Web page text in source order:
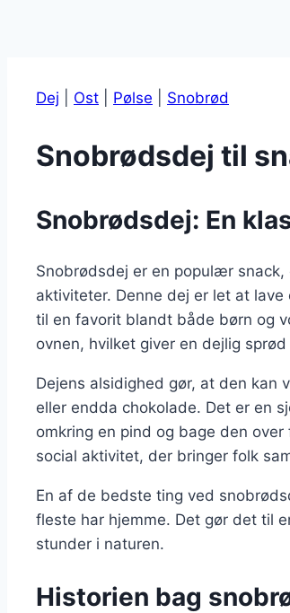
Dej Ost Pølse Snobrød
Snobrødsdej til
Snobrødsdej: En
Snobrødsdej er en populær
aktiviteter. Denne dej er let at
til en favorit blandt både børn og
ovnen, hvilket giver en dejlig
Dejens alsidighed gør, at den kan
eller endda chokolade. Det er en
omkring en pind og bage den
social aktivitet, der bringer folk
En af de bedste ting ved
fleste har hjemme. Det gør det til
stunder i naturen.
Historien bag